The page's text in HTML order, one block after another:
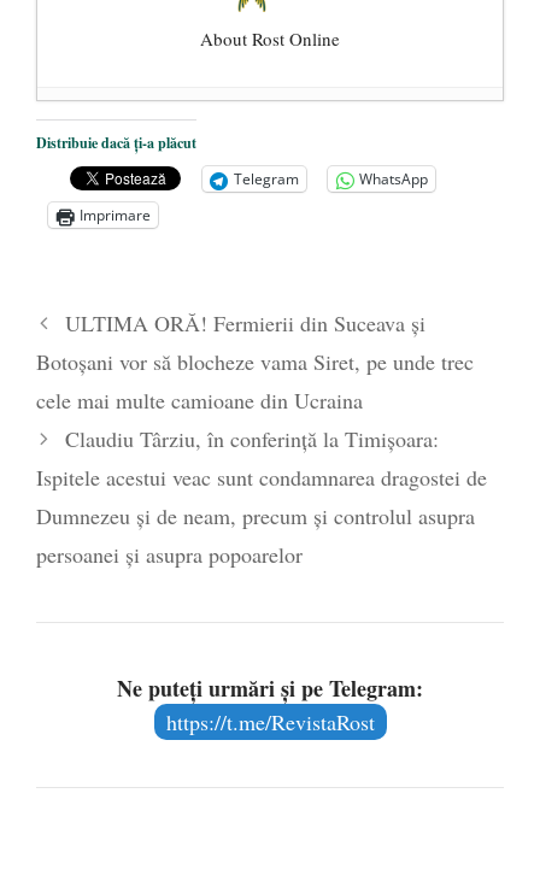
About Rost Online
Dezvăluiri cutremurătoare despre
președintele Ucrainei, Volodymyr
Zelensky
- 13 mai 2026
Statul care servește Națiunea
poetului Octavian Goga, înlăturat din Iași
- 16 aprilie 2026
Distribuie dacă ți-a plăcut
Telegram
WhatsApp
Imprimare
ULTIMA ORĂ! Fermierii din Suceava și
Botoșani vor să blocheze vama Siret, pe unde trec
cele mai multe camioane din Ucraina
Claudiu Târziu, în conferință la Timișoara:
Ispitele acestui veac sunt condamnarea dragostei de
Dumnezeu și de neam, precum și controlul asupra
persoanei și asupra popoarelor
Ne puteți urmări și pe Telegram:
https://t.me/RevistaRost